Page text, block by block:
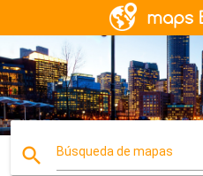
search Búsqueda de mapas